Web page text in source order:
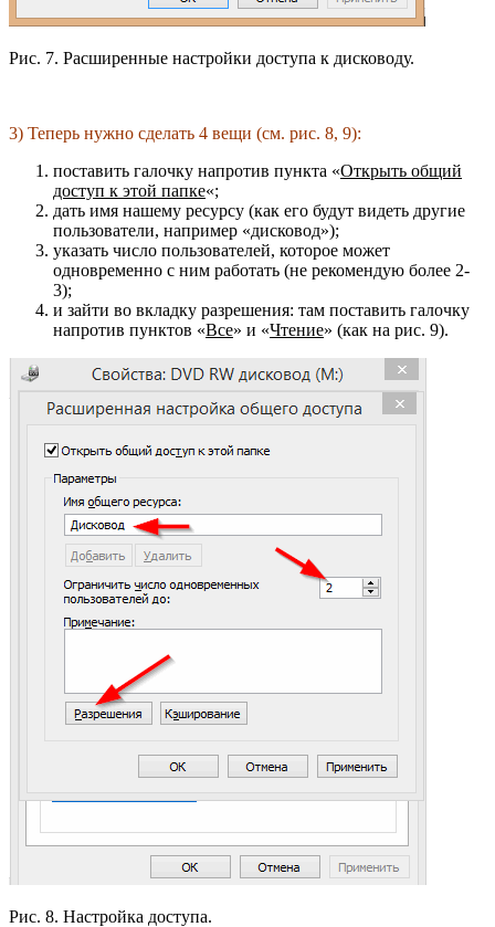
Рис. 7. Расширенные настройки доступа к дисководу.
3) Теперь нужно сделать 4 вещи (см. рис. 8, 9):
поставить галочку напротив пункта «Открыть общий
доступ к этой папке«;
дать имя нашему ресурсу (как его будут видеть другие
пользователи, например «дисковод»);
указать число пользователей, которое может
одновременно с ним работать (не рекомендую более 2-
3);
и зайти во вкладку разрешения: там поставить галочку
напротив пунктов «Все» и «Чтение» (как на рис. 9).
Рис. 8. Настройка доступа.